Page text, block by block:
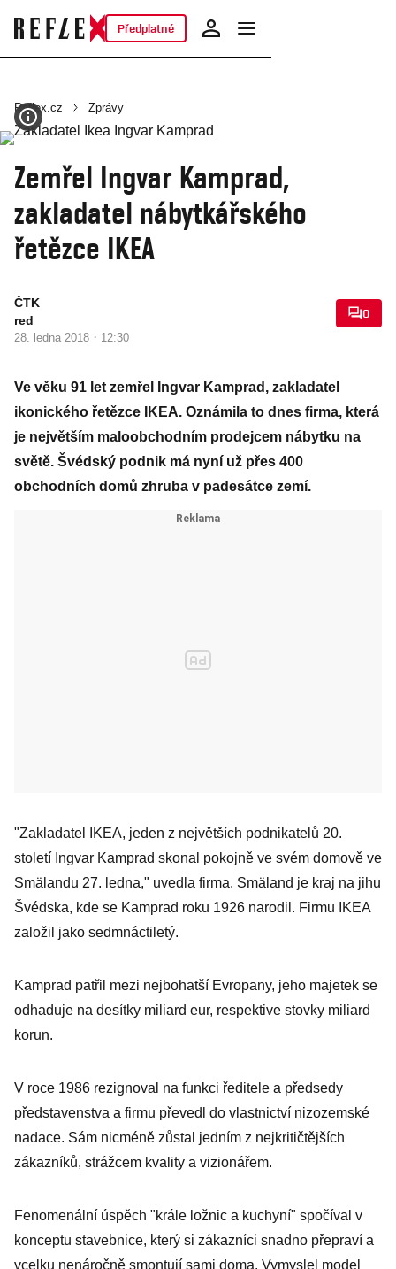
Předplatné
Reflex.cz Zprávy
Zemřel Ingvar Kamprad,
zakladatel nábytkářského
řetězce IKEA
ČTK
red
28. ledna 2018 · 12:30
0
Ve věku 91 let zemřel Ingvar Kamprad, zakladatel
ikonického řetězce IKEA. Oznámila to dnes firma, která
je největším maloobchodním prodejcem nábytku na
světě. Švédský podnik má nyní už přes 400
obchodních domů zhruba v padesátce zemí.
"Zakladatel IKEA, jeden z největších podnikatelů 20.
století Ingvar Kamprad skonal pokojně ve svém domově ve
Smälandu 27. ledna," uvedla firma. Smäland je kraj na jihu
Švédska, kde se Kamprad roku 1926 narodil. Firmu IKEA
založil jako sedmnáctiletý.
Kamprad patřil mezi nejbohatší Evropany, jeho majetek se
odhaduje na desítky miliard eur, respektive stovky miliard
korun.
V roce 1986 rezignoval na funkci ředitele a předsedy
představenstva a firmu převedl do vlastnictví nizozemské
nadace. Sám nicméně zůstal jedním z nejkritičtějších
zákazníků, strážcem kvality a vizionářem.
Fenomenální úspěch "krále ložnic a kuchyní" spočíval v
konceptu stavebnice, který si zákazníci snadno přepraví a
vcelku nenáročně smontují sami doma. Vymyslel model